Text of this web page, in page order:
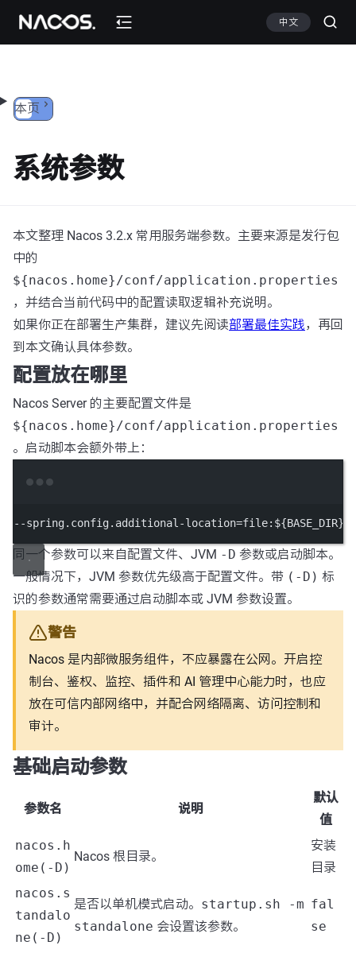
跳转到内容 中文
本页
系统参数
本文整理 Nacos 3.2.x 常用服务端参数。主要来源是发行包
中的
${nacos.home}/conf/application.properties
，并结合当前代码中的配置读取逻辑补充说明。
如果你正在部署生产集群，建议先阅读部署最佳实践，再回
到本文确认具体参数。
配置放在哪里
Nacos Server 的主要配置文件是
${nacos.home}/conf/application.properties
。启动脚本会额外带上：
--spring.config.additional-location=file:${BASE_DIR}
同一个参数可以来自配置文件、JVM -D 参数或启动脚本。
一般情况下，JVM 参数优先级高于配置文件。带 (-D) 标
识的参数通常需要通过启动脚本或 JVM 参数设置。
警告
Nacos 是内部微服务组件，不应暴露在公网。开启控
制台、鉴权、监控、插件和 AI 管理中心能力时，也应
放在可信内部网络中，并配合网络隔离、访问控制和
审计。
基础启动参数
参数名 说明
默认
值
nacos.h
ome(-D)
Nacos 根目录。
安装
目录
nacos.s
tandalo
ne(-D)
是否以单机模式启动。 startup.sh -m
standalone 会设置该参数。
fal
se